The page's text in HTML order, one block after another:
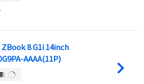
ZBook 8 G1i 14inch
AAAA(11P)
: